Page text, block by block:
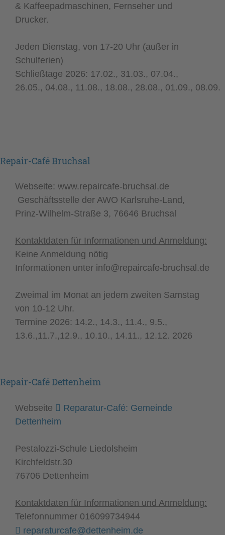
& Kaffeepadmaschinen, Fernseher und
Drucker.
Jeden Dienstag, von 17-20 Uhr (außer in
Schulferien)
Schließtage 2026: 17.02., 31.03., 07.04.,
26.05., 04.08., 11.08., 18.08., 28.08., 01.09., 08.09.
Repair-Café Bruchsal
Webseite: www.repaircafe-bruchsal.de
Geschäftsstelle der AWO Karlsruhe-Land,
Prinz-Wilhelm-Straße 3, 76646 Bruchsal
Kontaktdaten für Informationen und Anmeldung:
Keine Anmeldung nötig
Informationen unter info@repaircafe-bruchsal.de
Zweimal im Monat an jedem zweiten Samstag
von 10-12 Uhr.
Termine 2026: 14.2., 14.3., 11.4., 9.5.,
13.6.,11.7.,12.9., 10.10., 14.11., 12.12. 2026
Repair-Café Dettenheim
Webseite
Reparatur-Café: Gemeinde
Dettenheim
Pestalozzi-Schule Liedolsheim
Kirchfeldstr.30
76706 Dettenheim
Kontaktdaten für Informationen und Anmeldung:
Telefonnummer 016099734944
reparaturcafe@dettenheim.de